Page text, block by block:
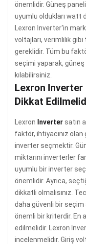
önemlidir. Güneş
uyumlu oldukları watt
Lexron Inverter'in
voltajları, verimlilik
gereklidir. Tüm bu
seçimi yaparak, güneş
kılabilirsiniz.
Lexron Inverter
Dikkat
Lexron Inverter satın
faktör, ihtiyacınız
inverter seçmektir.
miktarını inverterler
uyumlu bir inverter
önemlidir. Ayrıca,
dikkatli olmalısınız.
daha güvenli bir seçim
önemli bir kriterdir. En
edilmelidir. Lexron
incelenmelidir. Giriş